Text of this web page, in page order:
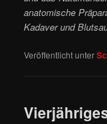
anatomische
Kadaver und
Veröffentlicht unter